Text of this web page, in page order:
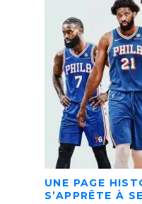
UNE PAGE
S’APPRÊTE À